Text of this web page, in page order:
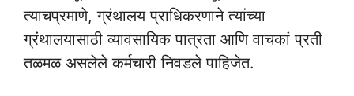
त्याचप्रमाणे, ग्रंथालय प्राधिकरणाने त्यांच्या
ग्रंथालयासाठी व्यावसायिक पात्रता आणि वाचकां प्रती
तळमळ असलेले कर्मचारी निवडले पाहिजेत.